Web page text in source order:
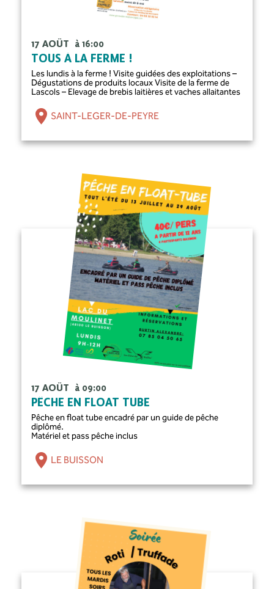
17 AOÛT à 16:00
TOUS À LA FERME !
Les lundis à la ferme ! Visite guidées des exploitations –
Dégustations de produits locaux Visite de la ferme de
Lascols – Elevage de brebis laitières et vaches allaitantes
SAINT-LEGER-DE-PEYRE
17 AOÛT à 09:00
PÊCHE EN FLOAT TUBE
Pêche en float tube encadré par un guide de pêche
diplômé.
Matériel et pass pêche inclus
LE BUISSON